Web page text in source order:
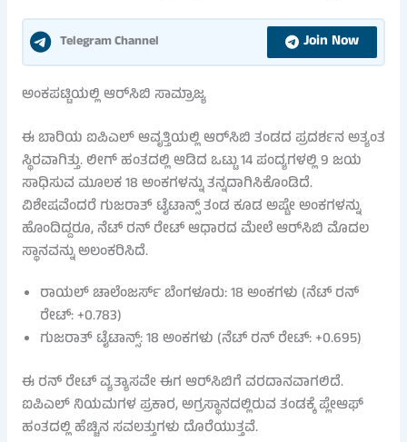
Telegram Channel Join Now
ಅಂಕಪಟ್ಟಿಯಲ್ಲಿ ಆರ್​ಸಿಬಿ ಸಾಮ್ರಾಜ್ಯ
ಈ ಬಾರಿಯ ಐಪಿಎಲ್ ಆವೃತ್ತಿಯಲ್ಲಿ ಆರ್​ಸಿಬಿ ತಂಡದ ಪ್ರದರ್ಶನ ಅತ್ಯಂತ
ಸ್ಥಿರವಾಗಿತ್ತು. ಲೀಗ್ ಹಂತದಲ್ಲಿ ಆಡಿದ ಒಟ್ಟು 14 ಪಂದ್ಯಗಳಲ್ಲಿ 9 ಜಯ
ಸಾಧಿಸುವ ಮೂಲಕ 18 ಅಂಕಗಳನ್ನು ತನ್ನದಾಗಿಸಿಕೊಂಡಿದೆ.
ವಿಶೇಷವೆಂದರೆ ಗುಜರಾತ್ ಟೈಟಾನ್ಸ್ ತಂಡ ಕೂಡ ಅಷ್ಟೇ ಅಂಕಗಳನ್ನು
ಹೊಂದಿದ್ದರೂ, ನೆಟ್ ರನ್ ರೇಟ್ ಆಧಾರದ ಮೇಲೆ ಆರ್​ಸಿಬಿ ಮೊದಲ
ಸ್ಥಾನವನ್ನು ಅಲಂಕರಿಸಿದೆ.
ರಾಯಲ್ ಚಾಲೆಂಜರ್ಸ್ ಬೆಂಗಳೂರು: 18 ಅಂಕಗಳು (ನೆಟ್ ರನ್
ರೇಟ್: +0.783)
ಗುಜರಾತ್ ಟೈಟಾನ್ಸ್: 18 ಅಂಕಗಳು (ನೆಟ್ ರನ್ ರೇಟ್: +0.695)
ಈ ರನ್ ರೇಟ್ ವ್ಯತ್ಯಾಸವೇ ಈಗ ಆರ್​ಸಿಬಿಗೆ ವರದಾನವಾಗಲಿದೆ.
ಐಪಿಎಲ್ ನಿಯಮಗಳ ಪ್ರಕಾರ, ಅಗ್ರಸ್ಥಾನದಲ್ಲಿರುವ ತಂಡಕ್ಕೆ ಪ್ಲೇಆಫ್
ಹಂತದಲ್ಲಿ ಹೆಚ್ಚಿನ ಸವಲತ್ತುಗಳು ದೊರೆಯುತ್ತವೆ.